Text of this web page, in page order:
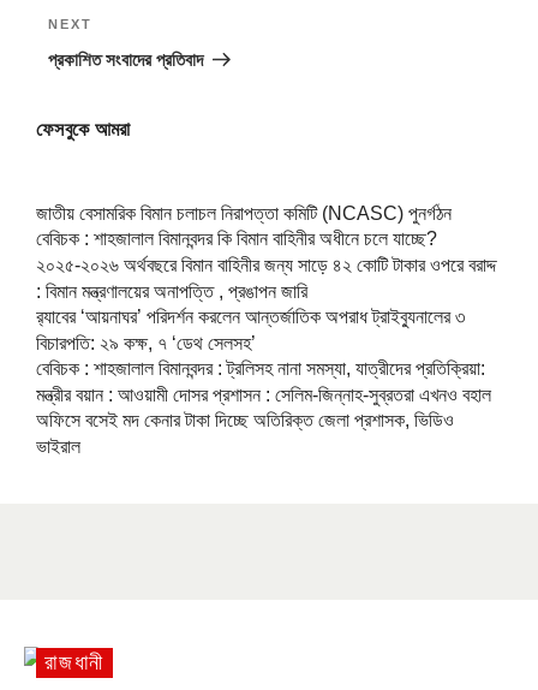
Next
Post
NEXT
প্রকাশিত সংবাদের প্রতিবাদ
ফেসবুকে আমরা
জাতীয় বেসামরিক বিমান চলাচল নিরাপত্তা কমিটি (NCASC) পুনর্গঠন
বেবিচক : শাহজালাল বিমানবন্দর কি বিমান বাহিনীর অধীনে চলে যাচ্ছে?
২০২৫-২০২৬ অর্থবছরে বিমান বাহিনীর জন্য সাড়ে ৪২ কোটি টাকার ওপরে বরাদ্দ
: বিমান মন্ত্রণালয়ের অনাপত্তি , প্রঙাপন জারি
র‍্যাবের ‘আয়নাঘর’ পরিদর্শন করলেন আন্তর্জাতিক অপরাধ ট্রাইব্যুনালের ৩
বিচারপতি: ২৯ কক্ষ, ৭ ‘ডেথ সেলসহ’
বেবিচক : শাহজালাল বিমানবন্দর : ট্রলিসহ নানা সমস্যা, যাত্রীদের প্রতিক্রিয়া:
মন্ত্রীর বয়ান : আওয়ামী দোসর প্রশাসন : সেলিম-জিন্নাহ-সুব্রতরা এখনও বহাল
অফিসে বসেই মদ কেনার টাকা দিচ্ছে অতিরিক্ত জেলা প্রশাসক, ভিডিও
ভাইরাল
রাজধানী